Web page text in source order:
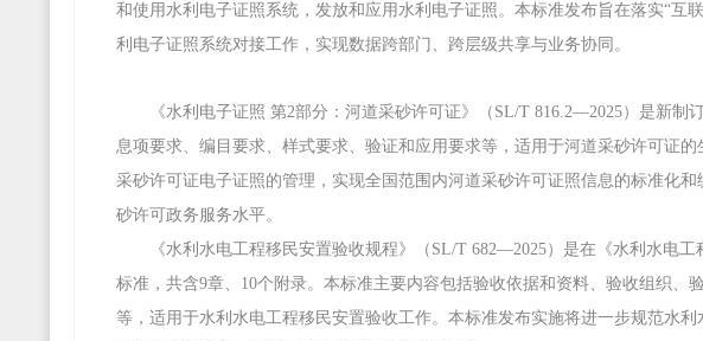
和使用水利电子证照系统，发放和应用水利电子证照。本标准发布旨在落实“互
利电子证照系统对接工作，实现数据跨部门、跨层级共享与业务协同。
《水利电子证照 第2部分：河道采砂许可证》（SL/T 816.2—2025）是新
息项要求、编目要求、样式要求、验证和应用要求等，适用于河道采砂许可证
采砂许可证电子证照的管理，实现全国范围内河道采砂许可证照信息的标准化
砂许可政务服务水平。
《水利水电工程移民安置验收规程》（SL/T 682—2025）是在《水利水电
标准，共含9章、10个附录。本标准主要内容包括验收依据和资料、验收组织
等，适用于水利水电工程移民安置验收工作。本标准发布实施将进一步规范水